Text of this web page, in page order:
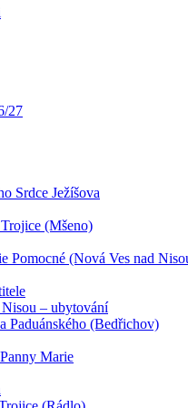
27
Srdce Ježíšova
(Mšeno)
Pomocné (Nová Ves nad
– ubytování
Paduánského (Bedřichov)
Marie